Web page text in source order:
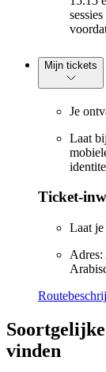
Mijn tickets
Je
Laat
Ticket-
Laat
vinden